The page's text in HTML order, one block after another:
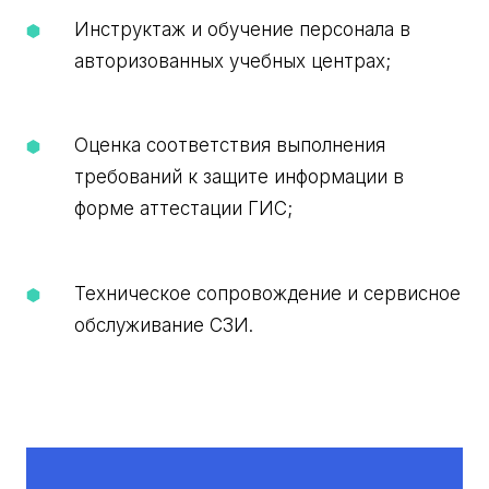
Инструктаж и обучение персонала в
авторизованных учебных центрах;
Оценка соответствия выполнения
требований к защите информации в
форме аттестации ГИС;
Техническое сопровождение и сервисное
обслуживание СЗИ.